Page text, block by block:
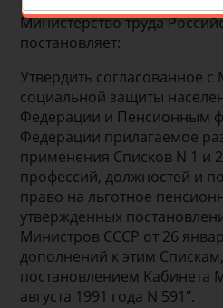
Министерство труда
постановляет:
Утвердить согласованное
социальной защиты
Федерации и Пенсионным
Федерации прилагаемое
применения Списков N 1 и
профессий, должностей и
право на льготное
утвержденных
Министров СССР от 26
дополнений к этим
постановлением Кабинета
августа 1991 года N 591".